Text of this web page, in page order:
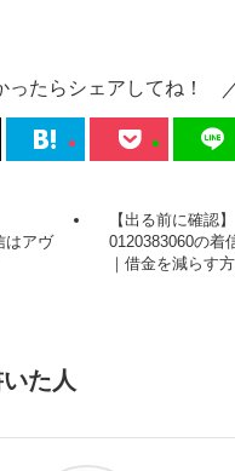
ったらシェアしてね！
はアヴ
【出る前に確認】
0120383060の着
｜借金を減らす
た人